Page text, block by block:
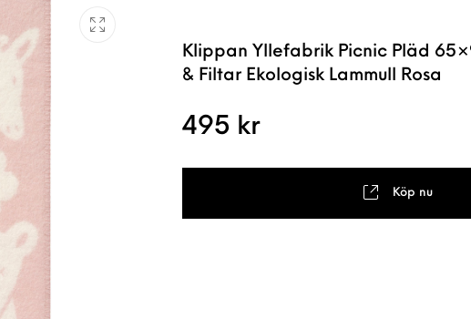
Klippan Yllefabrik Picnic Pläd
& Filtar Ekologisk Lammull Rosa
495 kr
Köp nu